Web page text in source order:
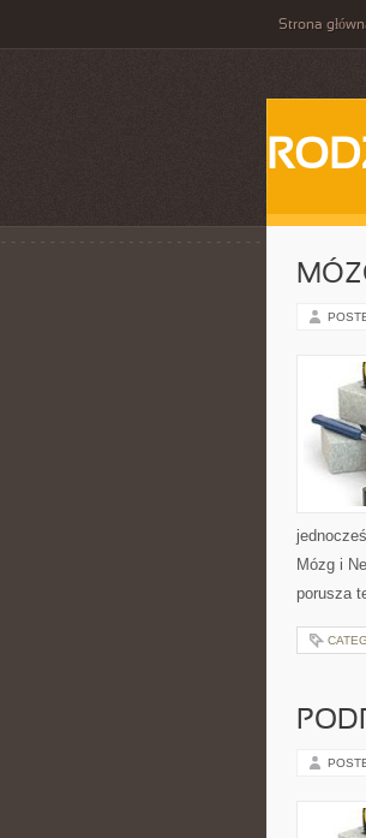
Strona
Mózg i
porusza